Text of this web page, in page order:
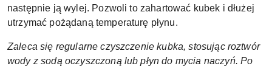
następnie ją wylej. Pozwoli to zahartować kubek i dłużej
utrzymać pożądaną temperaturę płynu.
Zaleca się regularne czyszczenie kubka, stosując roztwór
wody z sodą oczyszczoną lub płyn do mycia naczyń. Po